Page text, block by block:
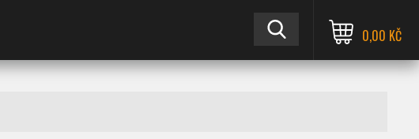
0,00 KČ